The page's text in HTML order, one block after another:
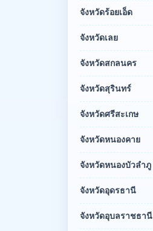
จังหวัดร้อยเอ็ด
จังหวัดเลย
จังหวัดสกลนคร
จังหวัดสุรินทร์
จังหวัดศรีสะเกษ
จังหวัดหนองคาย
จังหวัดหนองบัวลำภู
จังหวัดอุดรธานี
จังหวัดอุบลราชธานี